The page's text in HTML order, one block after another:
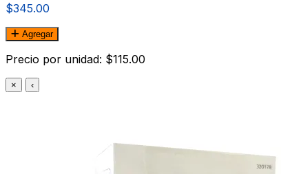
$345.00
Agregar
Precio por unidad: $115.00
× ‹